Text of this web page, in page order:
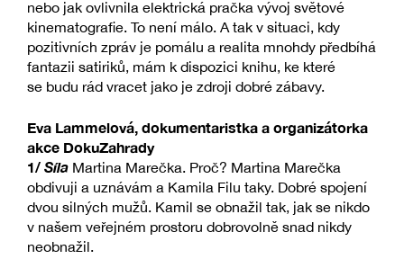
nebo jak ovlivnila elektrická pračka vývoj světové
kinematografie. To není málo. A tak v situaci, kdy
pozitivních zpráv je pomálu a realita mnohdy předbíhá
fantazii satiriků, mám k dispozici knihu, ke které
se budu rád vracet jako je zdroji dobré zábavy.
Eva Lammelová, dokumentaristka a organizátorka
akce DokuZahrady
1/ Síla Martina Marečka. Proč? Martina Marečka
obdivuji a uznávám a Kamila Filu taky. Dobré spojení
dvou silných mužů. Kamil se obnažil tak, jak se nikdo
v našem veřejném prostoru dobrovolně snad nikdy
neobnažil.